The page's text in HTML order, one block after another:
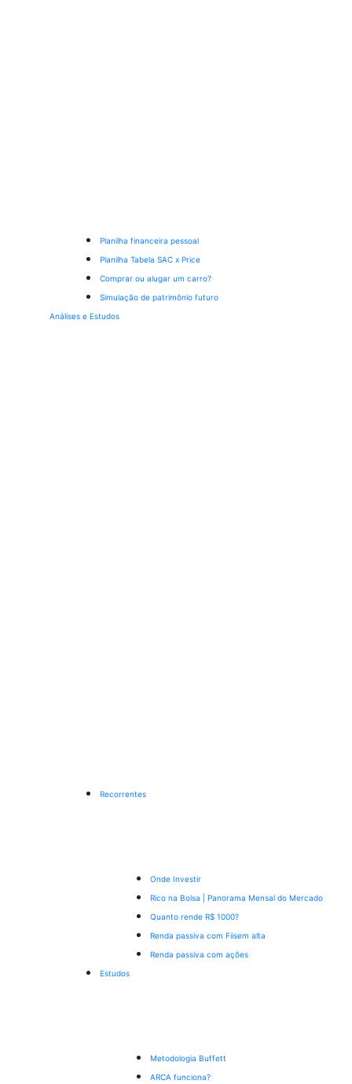
Planilha financeira pessoal
Planilha Tabela SAC x Price
Comprar ou alugar um carro?
Simulação de patrimônio futuro
Análises e Estudos
Recorrentes
Onde Investir
Rico na Bolsa | Panorama Mensal do Mercado
Quanto rende R$ 1000?
Renda passiva com Fiisem alta
Renda passiva com ações
Estudos
Metodologia Buffett
ARCA funciona?